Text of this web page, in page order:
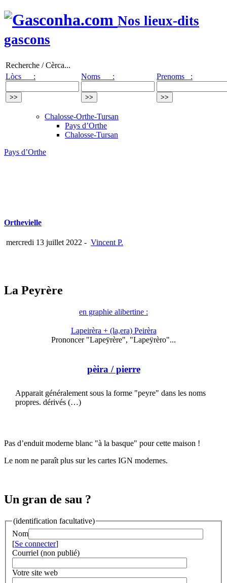
Nos lieux-dits
gascons
Recherche / Cèrca...
Lòcs :
Noms : Prenoms :
Chalosse-Orthe-Tursan
Pays d’Orthe
Chalosse-Tursan
Pays d’Orthe
Orthevielle
mercredi 13 juillet 2022 - Vincent P.
La Peyrère
en graphie alibertine :
Lapeirèra + (la,era) Peirèra
Prononcer "Lapeÿrère", "Lapeÿrèro"...
pèira / pierre
Apparait généralement sous la forme "peyre" dans les noms
propres. dérivés (…)
Pas d’enduit moderne blanc "à la basque" pour cette maison !
Le nom ne paraît plus sur les cartes IGN modernes.
Un gran de sau ?
(identification facultative)
Nom
[Se connecter]
Courriel (non publié)
Votre site web